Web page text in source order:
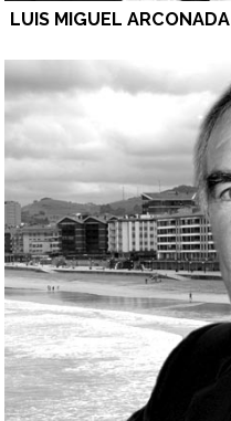
LUIS MIGUEL ARCONADA